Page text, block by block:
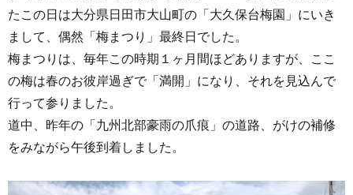
たこの日は大分県日田市大山町の「大久保台梅園」にいき
まして、偶然「梅まつり」最終日でした。
梅まつりは、毎年この時期１ヶ月間ほどありますが、ここ
の梅は春のお彼岸過ぎで「満開」になり、それを見込んで
行って参りました。
道中、昨年の「九州北部豪雨の爪痕」の道路、がけの補修
をみながら午後到着しました。